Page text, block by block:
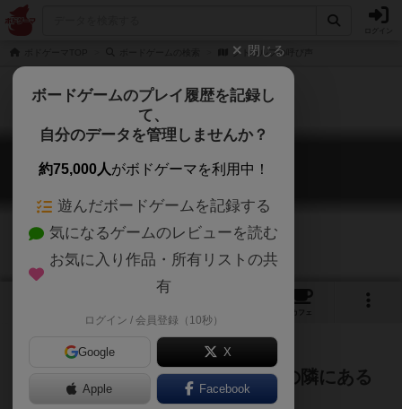
クトゥルフの呼び声
クトゥルフの呼び声
Call of Cthulhu
カフェ
奇妙な出来事の先には・・・日常の隣にある
恐ろしい世界を体験しよう
閉じる
ボードゲームのプレイ履歴を記録し
て、
自分のデータを管理しませんか？
約75,000人がボドゲーマを利用中！
遊んだボードゲームを記録する
気になるゲームのレビューを読む
お気に入り作品・所有リストの共
有
ログイン / 会員登録（10秒）
Google X
Apple Facebook